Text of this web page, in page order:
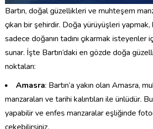
Bartın, doğal güzellikleri ve muhteşem
çıkan bir şehirdir. Doğa yürüyüşleri
sadece doğanın tadını çıkarmak isteyenler
sunar. İşte Bartın’daki en gözde doğa
noktaları:
Amasra: Bartın’a yakın olan Amasra,
manzaraları ve tarihi kalıntıları ile ünlüdür.
yapabilir ve enfes manzaralar eşliğinde